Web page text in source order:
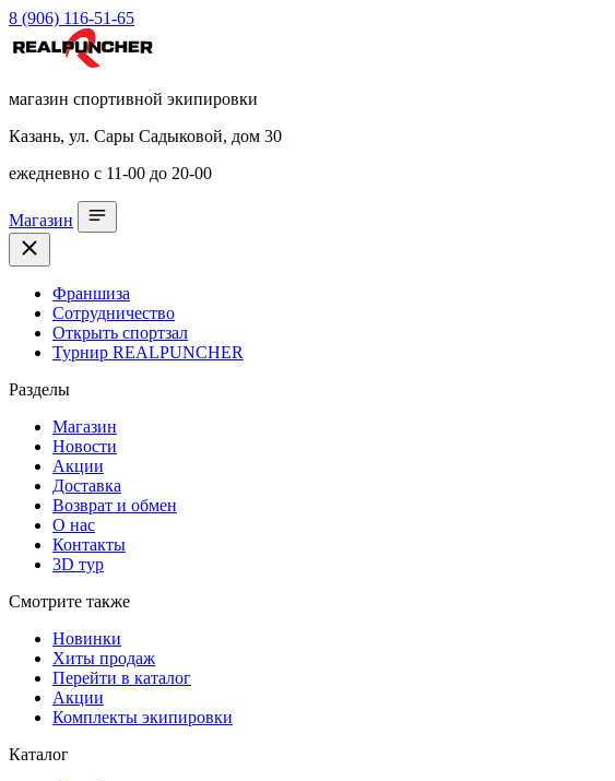
8 (906) 116-51-65
магазин спортивной экипировки
Казань, ул. Сары Садыковой, дом 30
ежедневно с 11-00 до 20-00
Магазин
Франшиза
Сотрудничество
Открыть спортзал
Турнир REALPUNCHER
Разделы
Магазин
Новости
Акции
Доставка
Возврат и обмен
О нас
Контакты
3D тур
Смотрите также
Новинки
Хиты продаж
Перейти в каталог
Акции
Комплекты экипировки
Каталог